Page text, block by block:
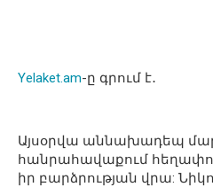
Yelaket.am-ը գրում է․
Այսօրվա աննախադեպ
հանրահավաքում
իր բարձրության վրա: